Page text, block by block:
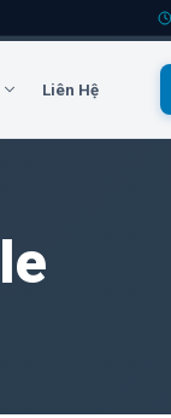
Liên Hệ